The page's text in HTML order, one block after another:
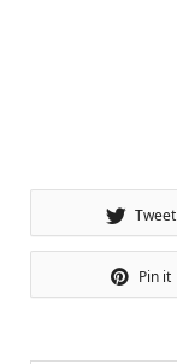
Tweet
Pin it